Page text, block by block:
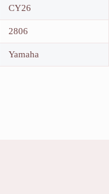
CY26
2806
Yamaha